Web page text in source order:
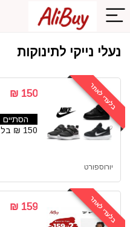
נעלי נייקי לתינוקות
בלעדי לאתר 150 ₪
הסתיים
150 ₪ בלבד
יורוספורט
בלעדי לאתר 159 ₪